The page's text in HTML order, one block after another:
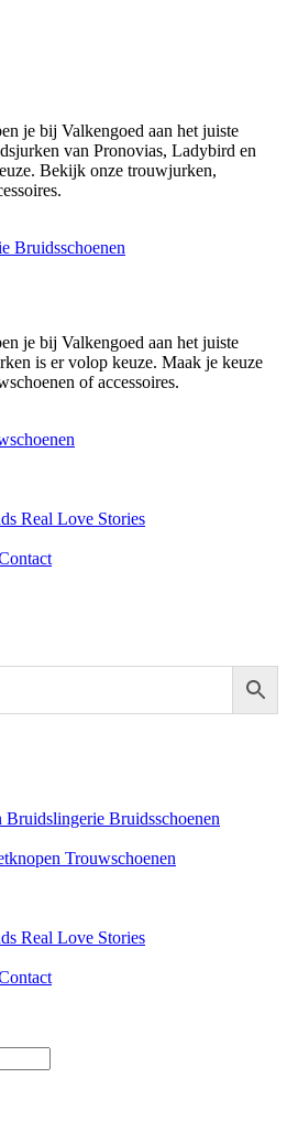
je bij Valkengoed aan het juiste
van Pronovias, Ladybird en
Bekijk onze trouwjurken,
Bruidsschoenen
je bij Valkengoed aan het juiste
is er volop keuze. Maak je keuze
of accessoires.
Real Love Stories
Bruidslingerie Bruidsschoenen
Trouwschoenen
Real Love Stories